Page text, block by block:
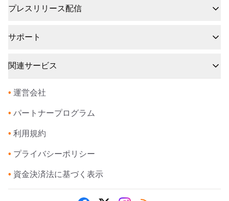
プレスリリース配信
サポート
関連サービス
• 運営会社
• パートナープログラム
• 利用規約
• プライバシーポリシー
• 資金決済法に基づく表示